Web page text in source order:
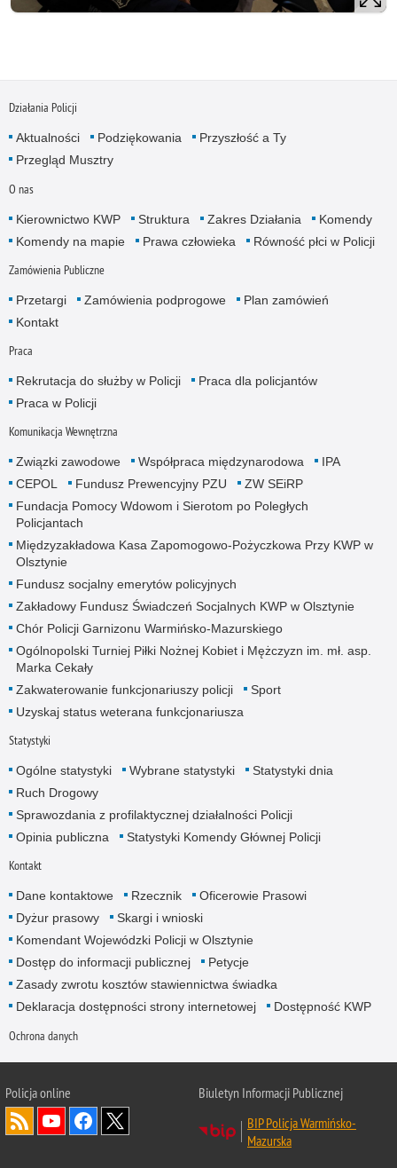
Działania Policji
Aktualności Podziękowania
Przyszłość a Ty
Przegląd Musztry
O nas
Kierownictwo KWP Struktura Zakres Działania
Komendy
Komendy na mapie
Prawa człowieka Równość płci w Policji
Zamówienia Publiczne
Przetargi Zamówienia podprogowe
Plan zamówień
Kontakt
Praca
Rekrutacja do służby w Policji
Praca dla policjantów
Praca w Policji
Komunikacja Wewnętrzna
Związki zawodowe Współpraca międzynarodowa
IPA
CEPOL
Fundusz Prewencyjny PZU
ZW SEiRP
Fundacja Pomocy Wdowom i Sierotom po Poległych
Policjantach
Międzyzakładowa Kasa Zapomogowo-Pożyczkowa Przy KWP w
Olsztynie
Fundusz socjalny emerytów policyjnych
Zakładowy Fundusz Świadczeń Socjalnych KWP w Olsztynie
Chór Policji Garnizonu Warmińsko-Mazurskiego
Ogólnopolski Turniej Piłki Nożnej Kobiet i Mężczyzn im. mł. asp.
Marka Cekały
Zakwaterowanie funkcjonariuszy policji
Sport
Uzyskaj status weterana funkcjonariusza
Statystyki
Ogólne statystyki Wybrane statystyki
Statystyki dnia
Ruch Drogowy
Sprawozdania z profilaktycznej działalności Policji
Opinia publiczna
Statystyki Komendy Głównej Policji
Kontakt
Dane kontaktowe Rzecznik
Oficerowie Prasowi
Dyżur prasowy
Skargi i wnioski
Komendant Wojewódzki Policji w Olsztynie
Dostęp do informacji publicznej
Petycje
Zasady zwrotu kosztów stawiennictwa świadka
Deklaracja dostępności strony internetowej
Dostępność KWP
Ochrona danych
Policja online
Biuletyn Informacji Publicznej
BIP Policja Warmińsko-
Mazurska